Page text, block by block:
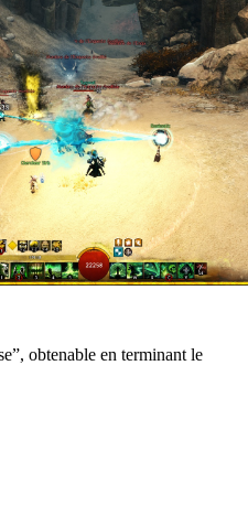
obtenable en terminant le